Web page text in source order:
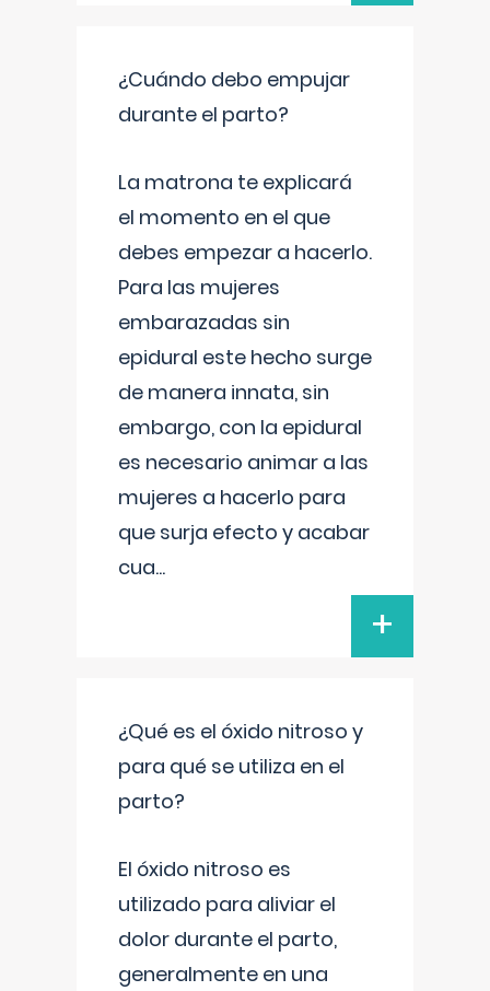
¿Cuándo debo empujar
durante el parto?
La matrona te explicará
el momento en el que
debes empezar a hacerlo.
Para las mujeres
embarazadas sin
epidural este hecho surge
de manera innata, sin
embargo, con la epidural
es necesario animar a las
mujeres a hacerlo para
que surja efecto y acabar
cua...
+
¿Qué es el óxido nitroso y
para qué se utiliza en el
parto?
El óxido nitroso es
utilizado para aliviar el
dolor durante el parto,
generalmente en una